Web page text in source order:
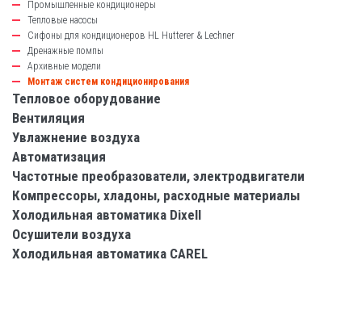
Промышленные кондиционеры
Тепловые насосы
Сифоны для кондиционеров HL Hutterer & Lechner
Дренажные помпы
Архивные модели
Монтаж систем кондиционирования
Тепловое оборудование
Вентиляция
Увлажнение воздуха
Автоматизация
Частотные преобразователи, электродвигатели
Компрессоры, хладоны, расходные материалы
Холодильная автоматика Dixell
Осушители воздуха
Холодильная автоматика CAREL